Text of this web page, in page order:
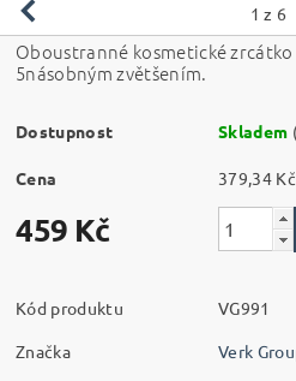
1 z 6
Oboustranné kosmetické zrcátko
5násobným zvětšením.
Dostupnost Skladem
Cena
459 Kč
Kód produktu
VG991
Značka
Verk